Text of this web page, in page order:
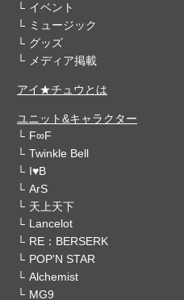
イベント
ミュージック
グッズ
メディア掲載
アイ★チュウとは
ユニット&キャラクター
F∞F
Twinkle Bell
I♥B
ArS
天上天下
Lancelot
RE：BERSERK
POP'N STAR
Alchemist
MG9